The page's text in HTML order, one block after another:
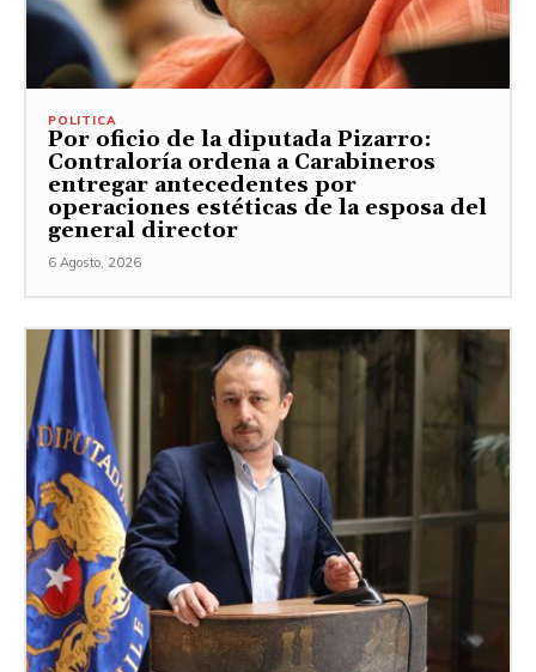
POLITICA
Por oficio de la diputada Pizarro:
Contraloría ordena a Carabineros
entregar antecedentes por
operaciones estéticas de la esposa del
general director
6 Agosto, 2026